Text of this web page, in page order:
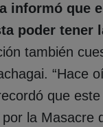
informó que
poder tener
también
“Hace
que
la Masacre